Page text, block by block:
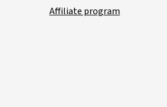
Affiliate program